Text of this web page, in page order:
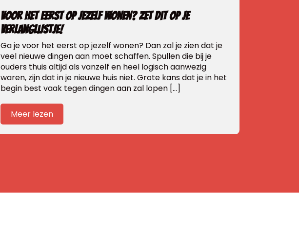
Voor het eerst op jezelf wonen? Zet dit op je
verlanglijstje!
Ga je voor het eerst op jezelf wonen? Dan zal je zien dat je
veel nieuwe dingen aan moet schaffen. Spullen die bij je
ouders thuis altijd als vanzelf en heel logisch aanwezig
waren, zijn dat in je nieuwe huis niet. Grote kans dat je in het
begin best vaak tegen dingen aan zal lopen […]
Meer lezen